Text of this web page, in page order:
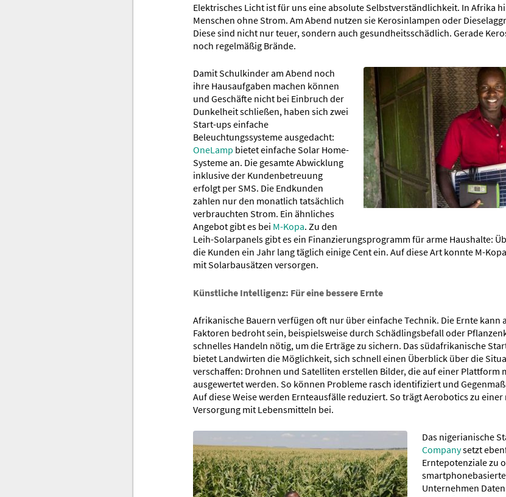
Elektrisches Licht ist für uns eine absolute Selbstverständlichkeit. In Afrika
Menschen ohne Strom. Am Abend nutzen sie Kerosinlampen oder
Diese sind nicht nur teuer, sondern auch gesundheitsschädlich. Gerade
noch regelmäßig Brände.
Damit Schulkinder am Abend noch
ihre Hausaufgaben machen können
und Geschäfte nicht bei Einbruch der
Dunkelheit schließen, haben sich zwei
Start-ups einfache
Beleuchtungssysteme ausgedacht:
OneLamp bietet einfache Solar Home-
Systeme an. Die gesamte Abwicklung
inklusive der Kundenbetreuung
erfolgt per SMS. Die Endkunden
zahlen nur den monatlich tatsächlich
verbrauchten Strom. Ein ähnliches
Angebot gibt es bei M-Kopa. Zu den
Leih-Solarpanels gibt es ein Finanzierungsprogramm für arme Haushalte:
die Kunden ein Jahr lang täglich einige Cent ein. Auf diese Art konnte M-
mit Solarbausätzen versorgen.
Künstliche Intelligenz: Für eine bessere Ernte
Afrikanische Bauern verfügen oft nur über einfache Technik. Die Ernte kann
Faktoren bedroht sein, beispielsweise durch Schädlingsbefall oder
schnelles Handeln nötig, um die Erträge zu sichern. Das südafrikanische
bietet Landwirten die Möglichkeit, sich schnell einen Überblick über die
verschaffen: Drohnen und Satelliten erstellen Bilder, die auf einer
ausgewertet werden. So können Probleme rasch identifiziert und
Auf diese Weise werden Ernteausfälle reduziert. So trägt Aerobotics zu
Versorgung mit Lebensmitteln bei.
Das nigerianische
Companysetzt
Erntepotenziale zu
Unternehmen